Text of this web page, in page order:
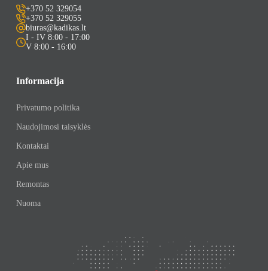
Informacija
Privatumo politika
Naudojimosi taisyklės
Kontaktai
Apie mus
Remontas
Nuoma
+370 52 329054
+370 52 329055
biuras@kadikas.lt
I - IV 8:00 - 17:00
V 8:00 - 16:00